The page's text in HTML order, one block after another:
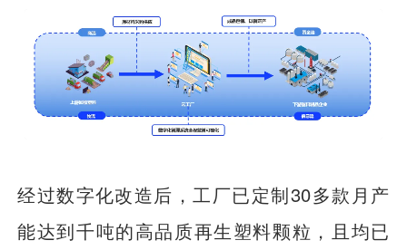
经过数字化改造后，工厂已定制30多款月产
能达到千吨的高品质再生塑料颗粒，且均已